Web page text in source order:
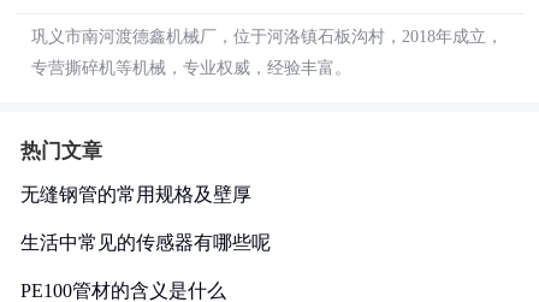
巩义市南河渡德鑫机械厂，位于河洛镇石板沟村，2018年成立，
专营撕碎机等机械，专业权威，经验丰富。
热门文章
无缝钢管的常用规格及壁厚
生活中常见的传感器有哪些呢
PE100管材的含义是什么